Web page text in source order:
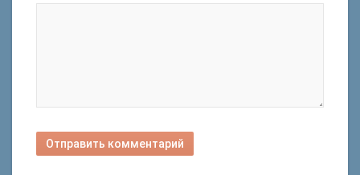
Отправить комментарий